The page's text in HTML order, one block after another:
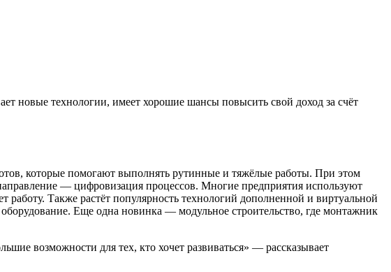
новые технологии, имеет хорошие шансы повысить свой доход за счёт
которые помогают выполнять рутинные и тяжёлые работы. При этом
— цифровизация процессов. Многие предприятия используют
Также растёт популярность технологий дополненной и виртуальной
Еще одна новинка — модульное строительство, где монтажник
возможности для тех, кто хочет развиваться» — рассказывает